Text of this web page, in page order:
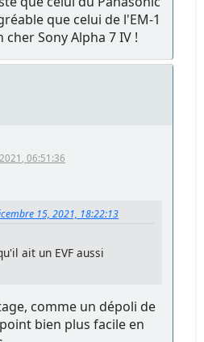
que celui de l'EM-1
Sony Alpha 7 IV !
06:51:36
15, 2021, 18:22:13
ait un EVF aussi
comme un dépoli de
bien plus facile en